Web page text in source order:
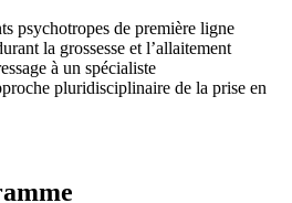
psychotropes de première ligne
la grossesse et l’allaitement
à un spécialiste
pluridisciplinaire de la prise en